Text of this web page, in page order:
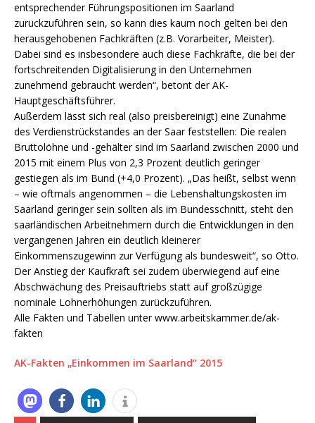
entsprechender Führungspositionen im Saarland
zurückzuführen sein, so kann dies kaum noch gelten bei den
herausgehobenen Fachkräften (z.B. Vorarbeiter, Meister).
Dabei sind es insbesondere auch diese Fachkräfte, die bei der
fortschreitenden Digitalisierung in den Unternehmen
zunehmend gebraucht werden“, betont der AK-
Hauptgeschäftsführer.
Außerdem lässt sich real (also preisbereinigt) eine Zunahme
des Verdienstrückstandes an der Saar feststellen: Die realen
Bruttolöhne und -gehälter sind im Saarland zwischen 2000 und
2015 mit einem Plus von 2,3 Prozent deutlich geringer
gestiegen als im Bund (+4,0 Prozent). „Das heißt, selbst wenn
– wie oftmals angenommen – die Lebenshaltungskosten im
Saarland geringer sein sollten als im Bundesschnitt, steht den
saarländischen Arbeitnehmern durch die Entwicklungen in den
vergangenen Jahren ein deutlich kleinerer
Einkommenszugewinn zur Verfügung als bundesweit“, so Otto.
Der Anstieg der Kaufkraft sei zudem überwiegend auf eine
Abschwächung des Preisauftriebs statt auf großzügige
nominale Lohnerhöhungen zurückzuführen.
Alle Fakten und Tabellen unter www.arbeitskammer.de/ak-
fakten
AK-Fakten „Einkommen im Saarland“ 2015